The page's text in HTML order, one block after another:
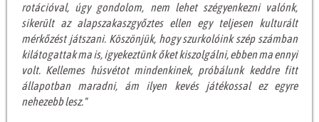
rotációval, úgy gondolom, nem lehet szégyenkezni valónk,
sikerült az alapszakaszgyőztes ellen egy teljesen kulturált
mérkőzést játszani. Köszönjük, hogy szurkolóink szép számban
kilátogattak ma is, igyekeztünk őket kiszolgálni, ebben ma ennyi
volt. Kellemes húsvétot mindenkinek, próbálunk keddre fitt
állapotban maradni, ám ilyen kevés játékossal ez egyre
nehezebb lesz."